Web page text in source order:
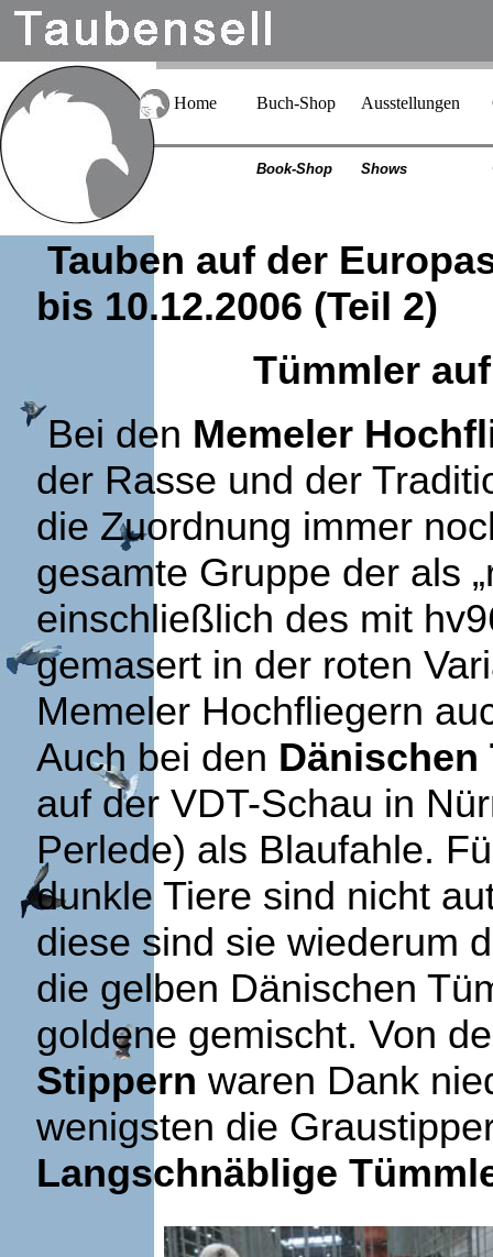
Home Buch-Shop Ausstellungen
Book-Shop Shows
Tauben auf der
bis 10.12.2006 (Teil 2)
Tümmler
Bei den Memeler
der Rasse und der
die Zuordnung immer
gesamte Gruppe der als
einschließlich des mit
gemasert in der roten
Memeler Hochfliegern
Auch bei den Dänischen
auf der VDT-Schau in
Perlede) als Blaufahle.
dunkle Tiere sind nicht
diese sind sie wiederum
die gelben Dänischen
goldene gemischt. Von
Stippern waren Dank
wenigsten die
Langschnäblige